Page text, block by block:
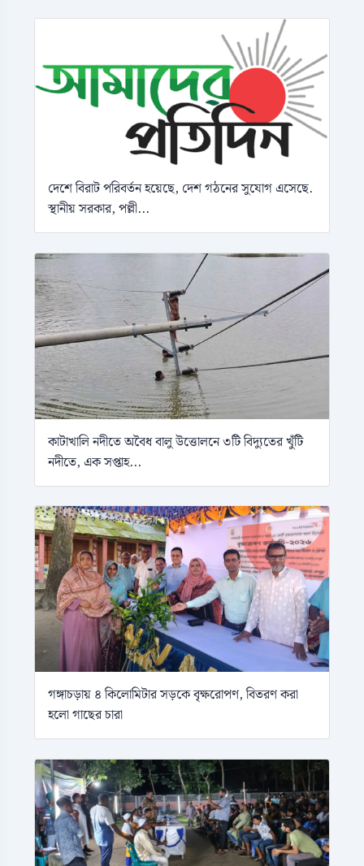
দেশে বিরাট পরিবর্তন হয়েছে, দেশ গঠনের সুযোগ এসেছে.
স্থানীয় সরকার, পল্লী...
কাটাখালি নদীতে অবৈধ বালু উত্তোলনে ৩টি বিদ্যুতের খুঁটি
নদীতে, এক সপ্তাহ...
গঙ্গাচড়ায় ৪ কিলোমিটার সড়কে বৃক্ষরোপণ, বিতরণ করা
হলো গাছের চারা